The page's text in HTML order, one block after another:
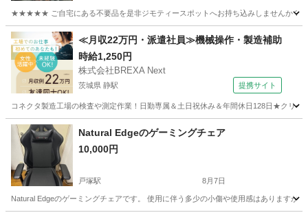
★★★★★ ご自宅にある不要品を是非ジモティースポットへお持ち込みしませんか？
神奈川 横浜市 カーテン、ブラインド 現地
≪月収22万円・派遣社員≫機械操作・製造補助
時給1,250円
株式会社BREXA Next
茨城県 静駅 提携サイト
コネクタ製造工場の検査や測定作業！日勤専属＆土日祝休み＆年間休日128日★クリ
茨城 常陸大宮市 その他
Natural Edgeのゲーミングチェア
10,000円
戸塚駅 8月7日
Natural Edgeのゲーミングチェアです。 使用に伴う多少の小傷や使用感はありますが